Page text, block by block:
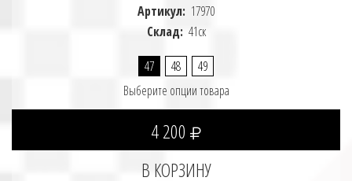
Артикул: 17970
Склад: 41ск
47 48
49
Выберите опции товара
4 200